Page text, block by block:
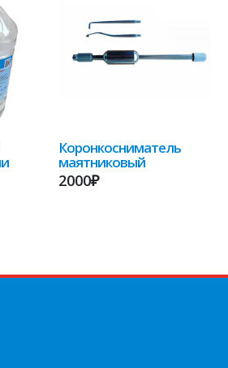
Коронкосниматель
маятниковый
2000₽